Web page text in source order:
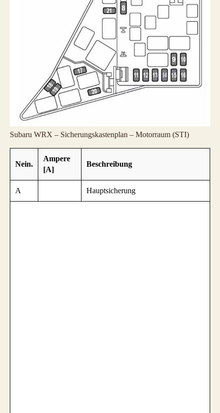
Subaru WRX – Sicherungskastenplan – Motorraum (STI)
Nein.
Ampere
[A]
Beschreibung
A Hauptsicherung